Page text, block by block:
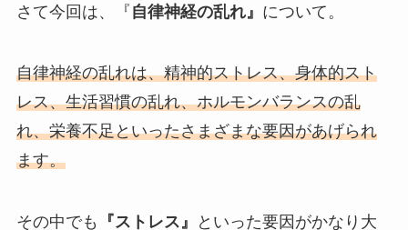
さて今回は、『 自律神経の乱れ』 について。
自律神経の乱れは、精神的ストレス、身体的スト
レス、生活習慣の乱れ、ホルモンバランスの乱
れ、栄養不足といったさまざまな要因があげられ
ます。
その中でも 『ストレス』
といった要因がかなり大